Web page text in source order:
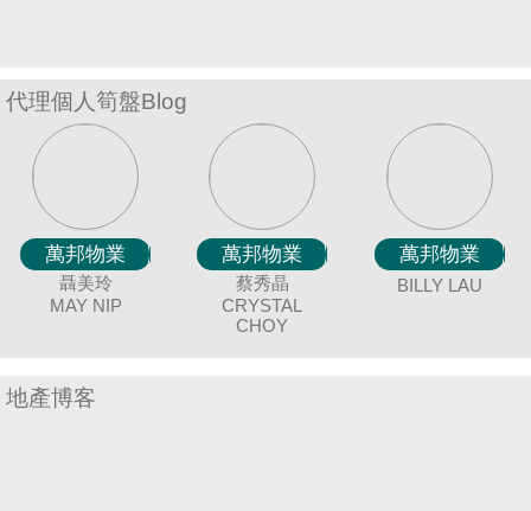
於
我
們
代理個人筍盤Blog
萬邦物業
廖細鳳
SISI LIAO
萬邦物業
聶美玲
MAY NIP
萬邦物業萬邦物業
唐英霞
DEBBIE TONG
萬邦物業
黃美英
MAGGIE
WONG
萬邦物業
袁月明
MING YUAN
萬邦物業
蔡秀晶
CRYSTAL
CHOY
萬邦物業
COCO CHAN
萬邦物業
謝愛珍
萬邦物業
余志雄
萬邦物業
連愛玲
萬邦物業
吳美美
萬邦物業
伍志達
萬邦物業
BILLY LAU
萬邦
地產博客